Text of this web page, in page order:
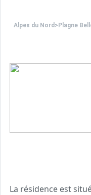
Sites CSE & Groupes
Alpes du Nord > Plagne
La résidence est